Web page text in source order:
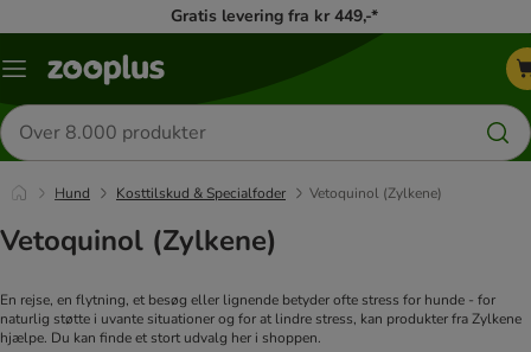
Gratis levering fra kr 449,-*
Menu
Søg
efter
produkter
Hund Kosttilskud & Specialfoder Vetoquinol (Zylkene)
Vetoquinol (Zylkene)
En rejse, en flytning, et besøg eller lignende betyder ofte stress for hunde - for
naturlig støtte i uvante situationer og for at lindre stress, kan produkter fra Zylkene
hjælpe. Du kan finde et stort udvalg her i shoppen.